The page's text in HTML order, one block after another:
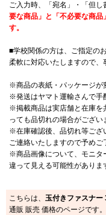
ご入力時、「宛名」・「但し
要な商品」と「不必要な商
す。
■学校関係の方は、ご指定の
柔軟に対応いたしますので、
※商品の表紙・パッケージが
※発送はヤマト運輸さんで手
※掲載商品は実店舗と在庫を
っても品切れの場合がござい
※在庫確認後、品切れ等ござ
ご連絡いたしますので予めご
※商品画像について、モニタ
違って見える可能性がありま
こちらは、 玉付きファスナ
通販 販売 価格のページです